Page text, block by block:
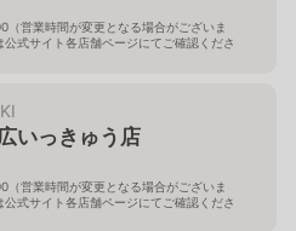
（営業時間が変更となる場合がございま
公式サイト各店舗ページにてご確認くださ
いっきゅう店
（営業時間が変更となる場合がございま
公式サイト各店舗ページにてご確認くださ